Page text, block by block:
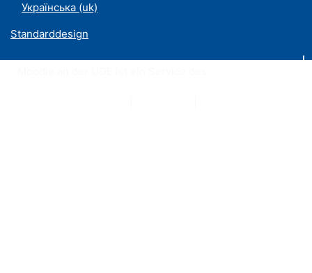
Українська ‎(uk)‎
Standarddesign